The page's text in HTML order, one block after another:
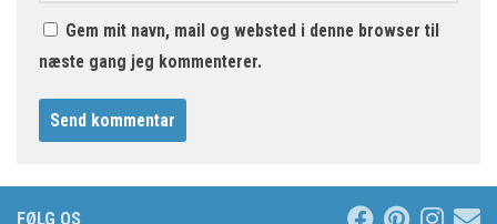
Gem mit navn, mail og websted i denne browser til
næste gang jeg kommenterer.
FØLG OS